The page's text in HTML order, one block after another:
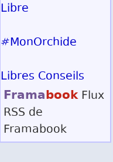
Libre
#MonOrchide
Libres Conseils
Framabook Flux
RSS de
Framabook